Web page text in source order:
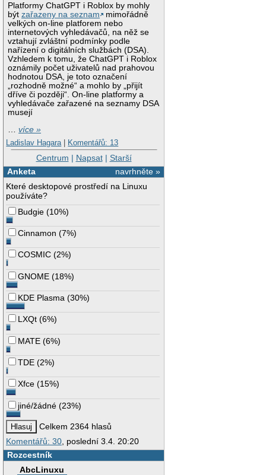
Platformy ChatGPT i Roblox by mohly
býtzařazeny na seznam
mimořádně
velkých on-line platforem nebo
internetových vyhledávačů, na něž se
vztahují zvláštní podmínky podle
nařízení o digitálních službách (DSA).
Vzhledem k tomu, že ChatGPT i Roblox
oznámily počet uživatelů nad prahovou
hodnotou DSA, je toto označení
„rozhodně možné“ a mohlo by „přijít
dříve či později“. On-line platformy a
vyhledávače zařazené na seznamy DSA
musejí
…více »
Ladislav Hagara | Komentářů: 13
Centrum | Napsat| Starší
navrhněte »
Anketa
Které desktopové prostředí na Linuxu
používáte?
Budgie (10%)
Cinnamon (7%)
COSMIC (2%)
GNOME (18%)
KDE Plasma (30%)
LXQt (6%)
MATE (6%)
TDE (2%)
Xfce (15%)
jiné/žádné (23%)
Celkem 2364 hlasů
Komentářů: 30, poslední 3.4. 20:20
Rozcestník
AbcLinuxu